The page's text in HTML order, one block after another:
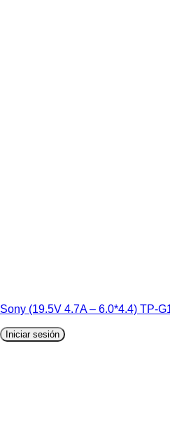
Sony (19.5V 4.7A – 6.0*4.4) TP-
Iniciar sesión